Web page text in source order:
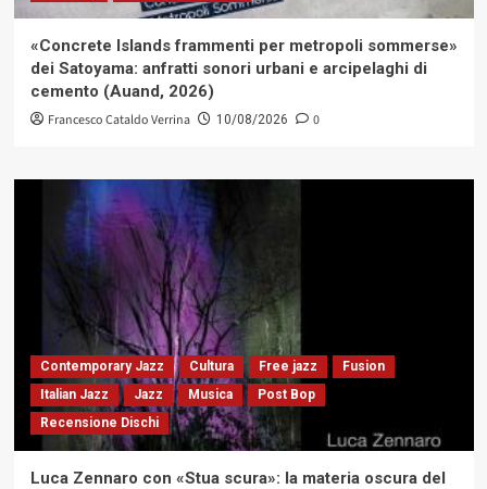
«Concrete Islands frammenti per metropoli sommerse»
dei Satoyama: anfratti sonori urbani e arcipelaghi di
cemento (Auand, 2026)
Francesco Cataldo Verrina 10/08/2026 0
Contemporary Jazz Cultura Free jazz
Fusion
Italian Jazz
Jazz Musica
Post Bop
Recensione Dischi
Luca Zennaro con «Stua scura»: la materia oscura del